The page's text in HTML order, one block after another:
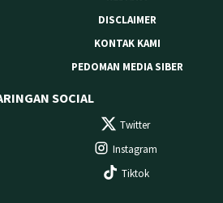
DISCLAIMER
KONTAK KAMI
PEDOMAN MEDIA SIBER
SOCIAL
Twitter
Instagram
Tiktok